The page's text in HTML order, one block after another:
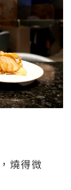
燒得微